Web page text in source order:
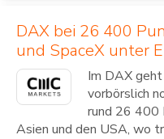
DAX bei 26 400
und SpaceX unter
Im DAX
vorbörslich
rund 26 400
Asien und den USA, wo